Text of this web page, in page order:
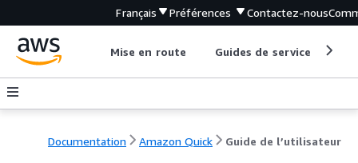
Français Préférences Contactez-nous
Mise en route Guides de service
Documentation Amazon Quick Guide de l’utilisateur